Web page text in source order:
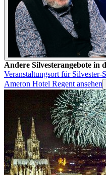
Andere Silvesterangebote in
Veranstaltungsort für
Ameron Hotel Regent ansehen